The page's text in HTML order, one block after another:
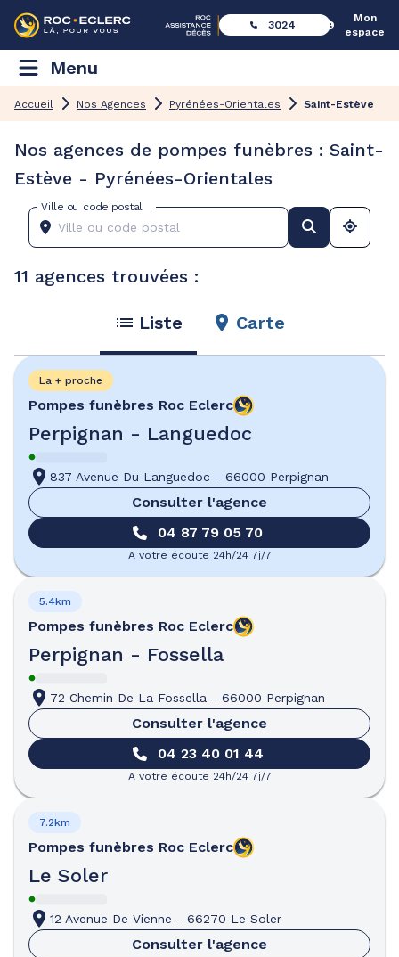
3024
Mon
espace
Menu
Accueil Nos Agences Pyrénées-Orientales Saint-Estève
Nos agences de pompes funèbres : Saint-
Estève - Pyrénées-Orientales
Ville ou code postal
11 agences trouvées :
Liste Carte
Pompes funèbres Roc Eclerc
Perpignan - Languedoc
La + proche
837 Avenue Du Languedoc - 66000 Perpignan
Consulter l'agence
04 87 79 05 70
A votre écoute 24h/24 7j/7
Pompes funèbres Roc Eclerc
Perpignan - Fossella
5.4km
72 Chemin De La Fossella - 66000 Perpignan
Consulter l'agence
04 23 40 01 44
A votre écoute 24h/24 7j/7
Pompes funèbres Roc Eclerc
Le Soler
7.2km
12 Avenue De Vienne - 66270 Le Soler
Consulter l'agence